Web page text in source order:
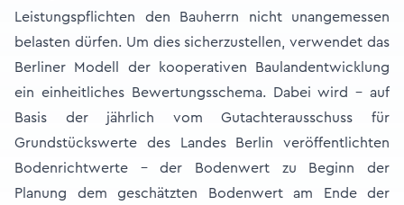
Leistungspflichten den Bauherrn nicht unangemessen
belasten dürfen. Um dies sicherzustellen, verwendet das
Berliner Modell der kooperativen Baulandentwicklung
ein einheitliches Bewertungsschema. Dabei wird – auf
Basis der jährlich vom Gutachterausschuss für
Grundstückswerte des Landes Berlin veröffentlichten
Bodenrichtwerte – der Bodenwert zu Beginn der
Planung dem geschätzten Bodenwert am Ende der